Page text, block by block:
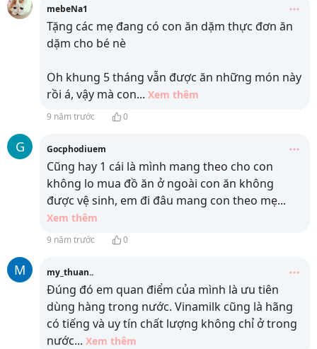
mebeNa1
Tặng các mẹ đang có con ăn dặm thực đơn ăn
dặm cho bé nè
Oh khung 5 tháng vẫn được ăn những món này
rồi á, vậy mà con... Xem thêm
9 năm trước 0
G Gocphodiuem
Cũng hay 1 cái là mình mang theo cho con
không lo mua đồ ăn ở ngoài con ăn không
được vệ sinh, em đi đâu mang con theo mẹ...
Xem thêm
9 năm trước 0
M my_thuan..
Đúng đó em quan điểm của mình là ưu tiên
dùng hàng trong nước. Vinamilk cũng là hãng
có tiếng và uy tín chất lượng không chỉ ở trong
nước... Xem thêm